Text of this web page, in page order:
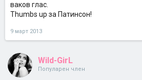
ваков глас.
Thumbѕ up за Патинсон!
9 март 2013
Wild-GirL
Популарен член